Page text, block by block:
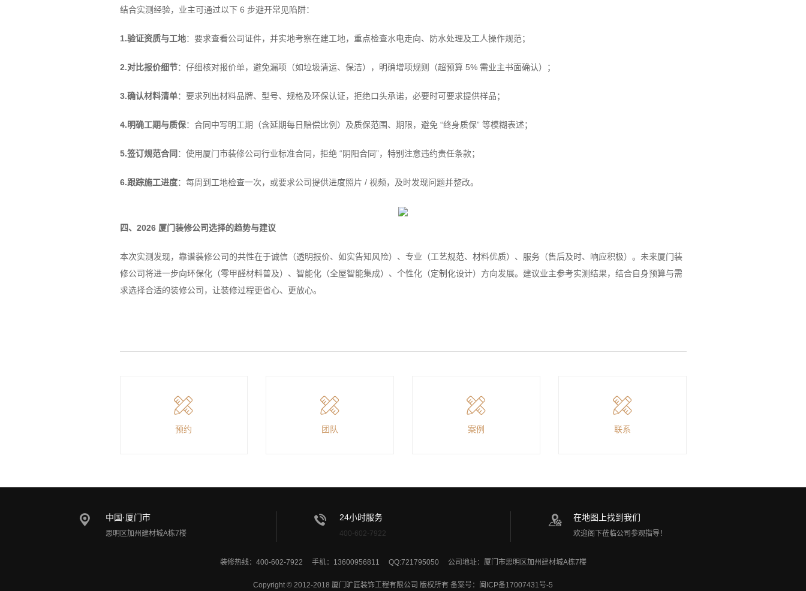
结合实测经验，业主可通过以下 6 步避开常见陷阱：
1.验证资质与工地：要求查看公司证件，并实地考察在建工地，重点检查水电走向、防水处理及工人操作规范；
2.对比报价细节：仔细核对报价单，避免漏项（如垃圾清运、保洁），明确增项规则（超预算 5% 需业主书面确认）；
3.确认材料清单：要求列出材料品牌、型号、规格及环保认证，拒绝口头承诺，必要时可要求提供样品；
4.明确工期与质保：合同中写明工期（含延期每日赔偿比例）及质保范围、期限，避免 “终身质保” 等模糊表述；
5.签订规范合同 ：使用厦门市装修公司行业标准合同，拒绝 “阴阳合同”，特别注意违约责任条款；
6.跟踪施工进度：每周到工地检查一次，或要求公司提供进度照片 / 视频，及时发现问题并整改。
四、2026 厦门装修公司选择的趋势与建议
本次实测发现，靠谱装修公司的共性在于诚信（透明报价、如实告知风险）、专业（工艺规范、材料优质）、服务（售后及时、响应积极）。未来厦门装
修公司将进一步向环保化（零甲醛材料普及）、智能化（全屋智能集成）、个性化（定制化设计）方向发展。建议业主参考实测结果，结合自身预算与需
求选择合适的装修公司，让装修过程更省心、更放心。
预约 团队 案例 联系
中国·厦门市
思明区加州建材城A栋7楼
24小时服务
400-602-7922
在地图上找到我们
欢迎阁下莅临公司参观指导！
装修热线：400-602-7922 手机：13600956811 QQ:721795050 公司地址：厦门市思明区加州建材城A栋7楼
Copyright © 2012-2018 厦门旷匠装饰工程有限公司 版权所有 备案号： 闽ICP备17007431号-5